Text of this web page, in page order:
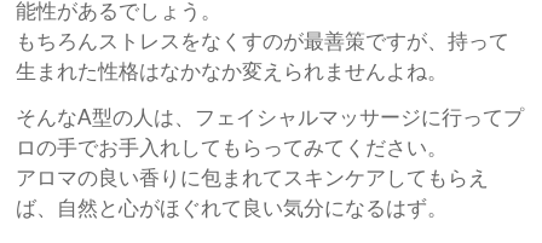
能性があるでしょう。
もちろんストレスをなくすのが最善策ですが、持って
生まれた性格はなかなか変えられませんよね。
そんなA型の人は、フェイシャルマッサージに行ってプ
ロの手でお手入れしてもらってみてください。
アロマの良い香りに包まれてスキンケアしてもらえ
ば、自然と心がほぐれて良い気分になるはず。